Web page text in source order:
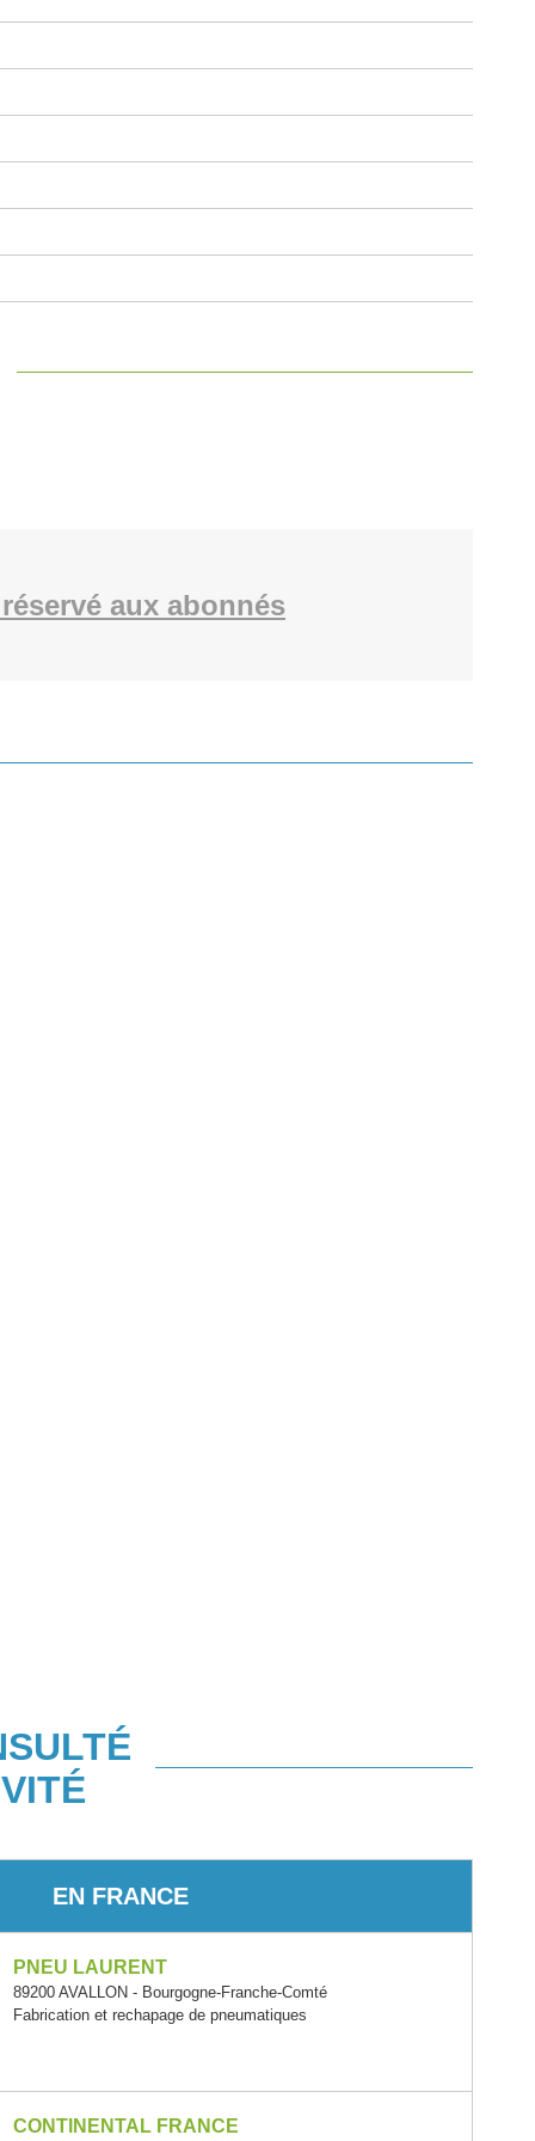
aux abonnés
EN FRANCE
PNEU LAURENT
89200 AVALLON - Bourgogne-Franche-Comté
Fabrication et rechapage de pneumatiques
CONTINENTAL FRANCE